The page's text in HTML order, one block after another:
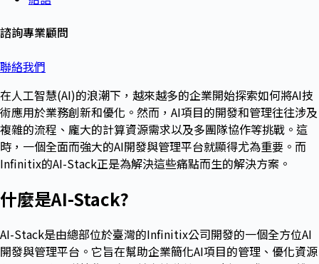
諮詢專業顧問
聯絡我們
在人工智慧(AI)的浪潮下，越來越多的企業開始探索如何將AI技
術應用於業務創新和優化。然而，AI項目的開發和管理往往涉及
複雜的流程、龐大的計算資源需求以及多團隊協作等挑戰。這
時，一個全面而強大的AI開發與管理平台就顯得尤為重要。而
Infinitix的AI-Stack正是為解決這些痛點而生的解決方案。
什麼是AI-Stack?
AI-Stack是由總部位於臺灣的Infinitix公司開發的一個全方位AI
開發與管理平台。它旨在幫助企業簡化AI項目的管理、優化資源